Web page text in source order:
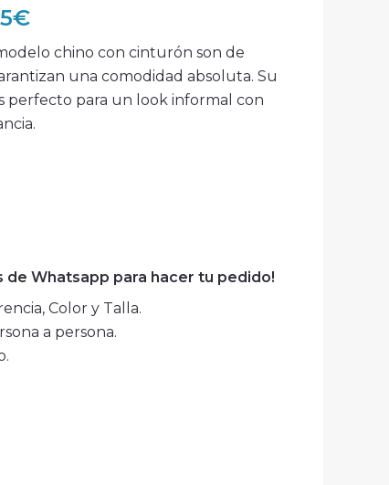
€
chino con cinturón son de
una comodidad absoluta. Su
perfecto para un look informal con
de Whatsapp para hacer tu pedido!
Color y Talla.
a persona.